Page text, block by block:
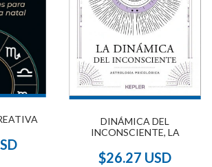
DINÁMICA DEL
INCONSCIENTE, LA
$26.27 USD